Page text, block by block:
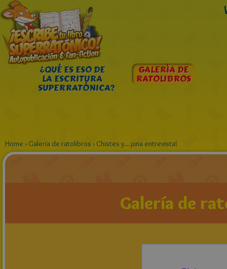
¿QUÉ ES ESO DE
LA ESCRITURA
SUPERRATÓNICA?
GALERÍA DE
RATOLIBROS
Home › Galería de ratolibros › Chistes y...¡una entrevista!
Galería de